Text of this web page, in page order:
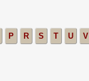
P R S T U V